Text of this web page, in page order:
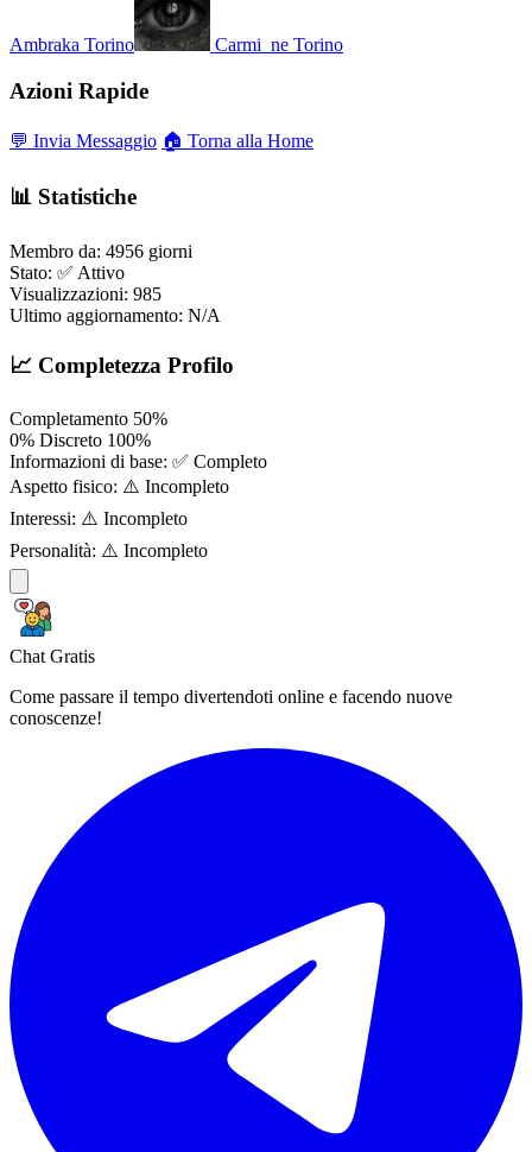
Ambraka Torino Carmi_ne Torino
Azioni Rapide
💬 Invia Messaggio 🏠 Torna alla Home
📊 Statistiche
Membro da: 4956 giorni
Stato: ✅ Attivo
Visualizzazioni: 985
Ultimo aggiornamento: N/A
📈 Completezza Profilo
Completamento 50%
0% Discreto 100%
Informazioni di base: ✅ Completo
Aspetto fisico: ⚠️ Incompleto
Interessi: ⚠️ Incompleto
Personalità: ⚠️ Incompleto
Chat Gratis
Come passare il tempo divertendoti online e facendo nuove
conoscenze!